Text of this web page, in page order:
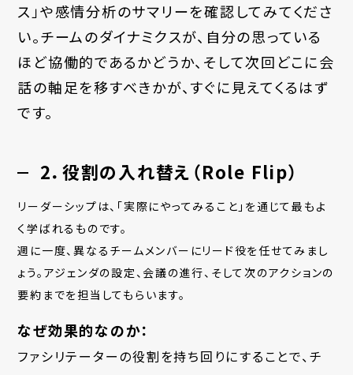
ス」や感情分析のサマリーを確認してみてくださ
い。チームのダイナミクスが、自分の思っている
ほど協働的であるかどうか、そして次回どこに会
話の軸足を移すべきかが、すぐに見えてくるはず
です。
2．役割の入れ替え（Role Flip）
リーダーシップは、「実際にやってみること」を通じて最もよ
く学ばれるものです。
週に一度、異なるチームメンバーにリード役を任せてみまし
ょう。アジェンダの設定、会議の進行、そして次のアクションの
要約までを担当してもらいます。
なぜ効果的なのか：
ファシリテーターの役割を持ち回りにすることで、チ